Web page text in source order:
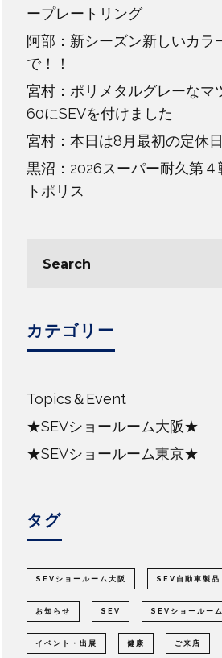
ープレートリング
阿部：新シーズン新しいカラ
で！！
宮村：ポリメタルグレーなマ
60にSEVを付けました
宮村：本日は8月最初の定休日
黒沼：2026スーパー耐久第４
トポリス
カテゴリー
Topics＆Event
★SEVショールーム大阪★
★SEVショールーム東京★
タグ
SEVショールーム大阪 SEV自動車製品
お知らせ SEV SEVショールー
イベント・出展 健康 ご来店